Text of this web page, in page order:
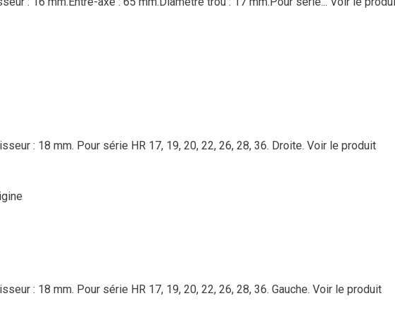
: 18 mm. Pour série HR 17, 19, 20, 22, 26, 28, 36. Droite. Voir le produit
: 18 mm. Pour série HR 17, 19, 20, 22, 26, 28, 36. Gauche. Voir le produit